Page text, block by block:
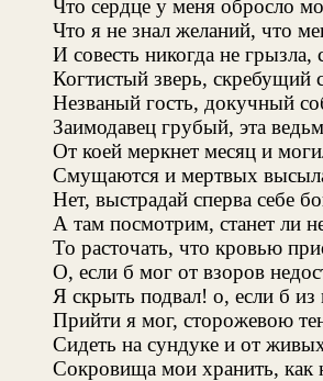
Что сердце у меня обросло
Что я не знал желаний, что
И совесть никогда не грызла,
Когтистый зверь, скребущий
Незваный гость, докучный
Заимодавец грубый, эта
От коей меркнет месяц и
Смущаются и мертвых
Нет, выстрадай сперва себе
А там посмотрим, станет ли
То расточать, что кровью
О, если б мог от взоров
Я скрыть подвал! о, если б
Прийти я мог, сторожевою
Сидеть на сундуке и от
Сокровища мои хранить, как